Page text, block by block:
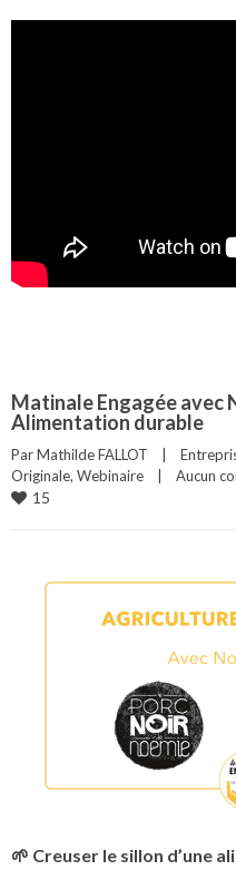
Matinale Engagée avec
Alimentation durable
Par Mathilde FALLOT
Originale, Webinaire Aucun
15
🌱 Creuser le sillon d’une